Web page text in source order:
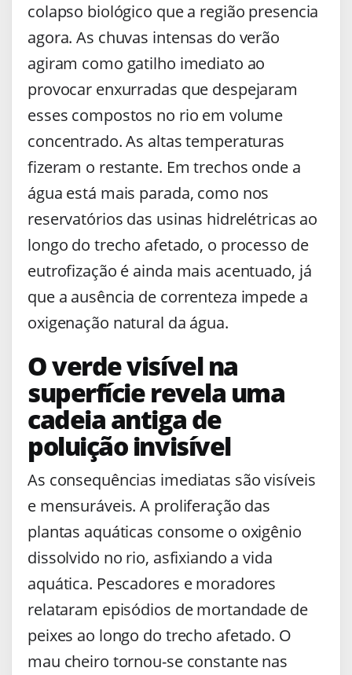
colapso biológico que a região presencia
agora. As chuvas intensas do verão
agiram como gatilho imediato ao
provocar enxurradas que despejaram
esses compostos no rio em volume
concentrado. As altas temperaturas
fizeram o restante. Em trechos onde a
água está mais parada, como nos
reservatórios das usinas hidrelétricas ao
longo do trecho afetado, o processo de
eutrofização é ainda mais acentuado, já
que a ausência de correnteza impede a
oxigenação natural da água.
O verde visível na
superfície revela uma
cadeia antiga de
poluição invisível
As consequências imediatas são visíveis
e mensuráveis. A proliferação das
plantas aquáticas consome o oxigênio
dissolvido no rio, asfixiando a vida
aquática. Pescadores e moradores
relataram episódios de mortandade de
peixes ao longo do trecho afetado. O
mau cheiro tornou-se constante nas